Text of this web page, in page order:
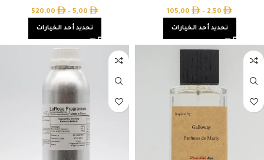
2,50
–
105,00
تحديد أحد الخيارات
5,00
–
520,00
تحديد أحد الخيارات